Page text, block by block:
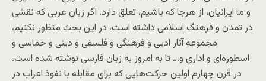
و ما ایرانیان، از هرجا که باشیم، تعلق دارد. اگر زبان عربی که نقشی
در تمدن و فرهنگ اسلامی داشته است، در این بحث منظور نکنیم،
مجموعه آثار ادبی و فرهنگی و فلسفی و دینی و حماسی و
اسطوره‌ای و اداری و… تا به امروز به زبان فارسی نوشته شده است.
در قرن چهارم اولین حرکت‌هایی که برای مقابله با نفوذ اعراب در